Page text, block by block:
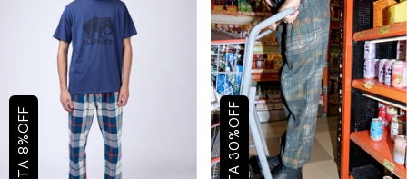
8
%
OFF
30
%
OFF